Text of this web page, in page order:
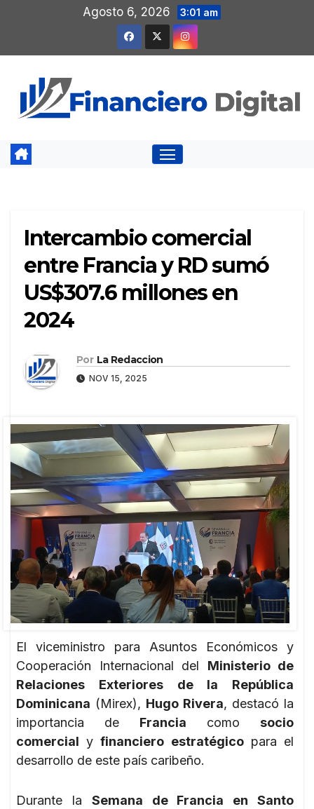
contenido
Agosto 6, 2026 3:01 am
Intercambio comercial
entre Francia y RD sumó
US$307.6 millones en
2024
Por La Redaccion
NOV 15, 2025
El viceministro para Asuntos Económicos y
Cooperación Internacional del Ministerio de
Relaciones Exteriores de la República
Dominicana (Mirex), Hugo Rivera, destacó la
importancia de Francia como socio
comercial yfinanciero estratégicopara el
desarrollo de este país caribeño.
Durante la Semana de Francia en Santo